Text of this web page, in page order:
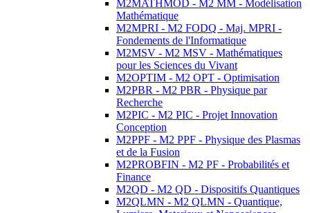
M2MATHMOD - M2 MM - Modélisation
Mathématique
M2MPRI - M2 FODQ - Maj. MPRI -
Fondements de l'Informatique
M2MSV - M2 MSV - Mathématiques
pour les Sciences du Vivant
M2OPTIM - M2 OPT - Optimisation
M2PBR - M2 PBR - Physique par
Recherche
M2PIC - M2 PIC - Projet Innovation
Conception
M2PPF - M2 PPF - Physique des Plasmas
et de la Fusion
M2PROBFIN - M2 PF - Probabilités et
Finance
M2QD - M2 QD - Dispositifs Quantiques
M2QLMN - M2 QLMN - Quantique,